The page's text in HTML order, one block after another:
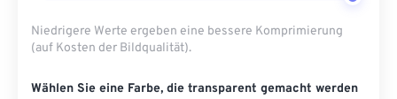
Niedrigere Werte ergeben eine bessere Komprimierung
(auf Kosten der Bildqualität).
Wählen Sie eine Farbe, die transparent gemacht werden